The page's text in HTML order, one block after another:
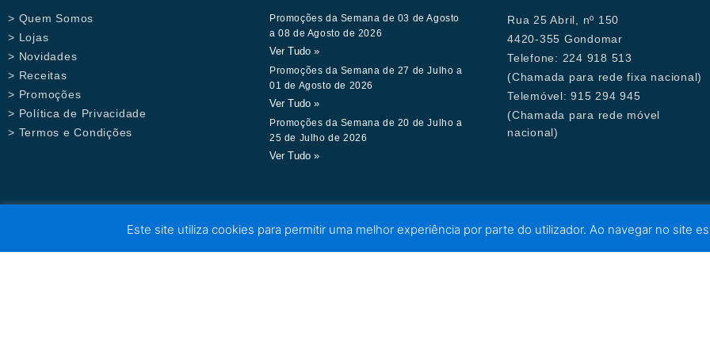
> Quem Somos
> Lojas
> Novidades
> Receitas
> Promoções
> Política de Privacidade
> Termos e Condições
Promoções da Semana de 03 de Agosto
a 08 de Agosto de 2026
Ver Tudo »
Promoções da Semana de 27 de Julho a
01 de Agosto de 2026
Ver Tudo »
Promoções da Semana de 20 de Julho a
25 de Julho de 2026
Ver Tudo »
Rua 25 Abril, nº 150
4420-355 Gondomar
Telefone: 224 918 513
(Chamada para rede fixa nacional)
Telemóvel: 915 294 945
(Chamada para rede móvel
nacional)
Este site utiliza cookies para permitir uma melhor experiência por parte do utilizador. Ao navegar no site